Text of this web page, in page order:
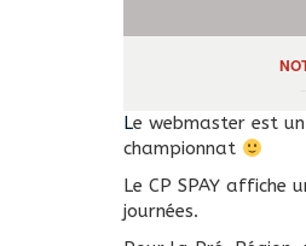
Le webmaster est un peu surbooké en ce moment. Alors on fait un article pour 2 journées de
championnat
Le CP SPAY
journées.